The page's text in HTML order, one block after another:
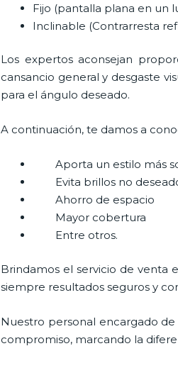
Fijo (pantalla plana en un
Inclinable (Contrarresta
Los expertos aconsejan
cansancio general y desgaste
para el ángulo deseado.
A continuación, te damos a
Aporta un estilo más
Evita brillos no
Ahorro de espacio
Mayor cobertura
Entre otros.
Brindamos el servicio de venta
siempre resultados seguros y
Nuestro personal encargado
compromiso, marcando la